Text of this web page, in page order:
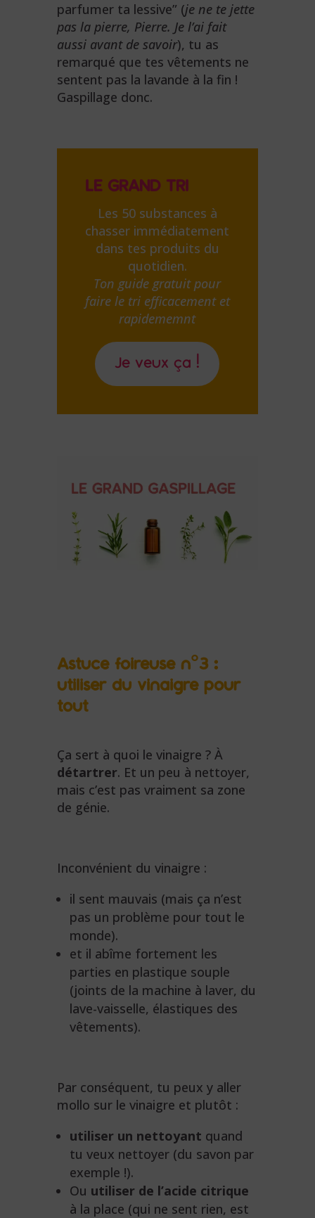
parfumer ta lessive” (je ne te jette
pas la pierre, Pierre. Je l’ai fait
aussi avant de savoir), tu as
remarqué que tes vêtements ne
sentent pas la lavande à la fin !
Gaspillage donc.
LE GRAND TRI
Les 50 substances à
chasser immédiatement
dans tes produits du
quotidien.
Ton guide gratuit pour
faire le tri efficacement et
rapidememnt
Je veux ça !
Astuce foireuse n°3 :
utiliser du vinaigre pour
tout
Ça sert à quoi le vinaigre ? À
détartrer. Et un peu à nettoyer,
mais c’est pas vraiment sa zone
de génie.
Inconvénient du vinaigre :
il sent mauvais (mais ça n’est
pas un problème pour tout le
monde).
et il abîme fortement les
parties en plastique souple
(joints de la machine à laver, du
lave-vaisselle, élastiques des
vêtements).
Par conséquent, tu peux y aller
mollo sur le vinaigre et plutôt :
utiliser un nettoyant quand
tu veux nettoyer (du savon par
exemple !).
Ou utiliser de l’acide citrique
à la place (qui ne sent rien, est